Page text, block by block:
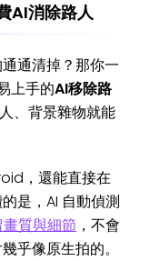
AI消除路人
通清掉？那你一
上手的AI移除路
、背景雜物就能
，還能直接在
是，AI 自動偵測
質與細節 ，不會
乎像原生拍的。